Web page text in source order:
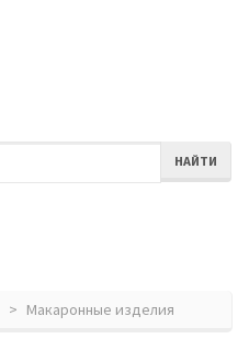
НАЙТИ
Макаронные изделия